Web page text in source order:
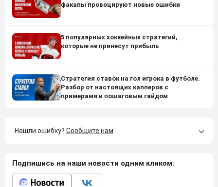
факапы провоцируют новые ошибки
5 популярных хоккейных стратегий,
которые не принесут прибыль
Стратегия ставок на гол игрока в футболе.
Разбор от настоящих капперов с
примерами и пошаговым гайдом
Нашли ошибку? Сообщите нам
Подпишись на наши новости одним кликом: